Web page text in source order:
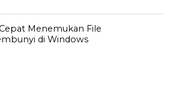
Menemukan File
di Windows